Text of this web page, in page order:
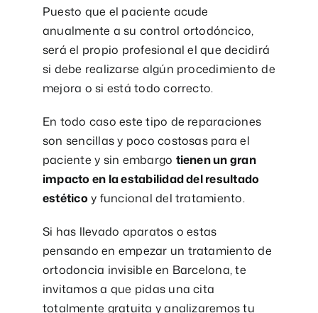
Puesto que el paciente acude
anualmente a su control ortodóncico,
será el propio profesional el que decidirá
si debe realizarse algún procedimiento de
mejora o si está todo correcto.
En todo caso este tipo de reparaciones
son sencillas y poco costosas para el
paciente y sin embargo tienen un gran
impacto en la estabilidad del resultado
estético y funcional del tratamiento.
Si has llevado aparatos o estas
pensando en empezar un tratamiento de
ortodoncia invisible en Barcelona, te
invitamos a que pidas una cita
totalmente gratuita y analizaremos tu